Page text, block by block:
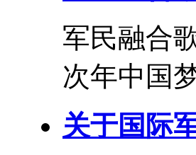
军民融合
次年中国
关于国际